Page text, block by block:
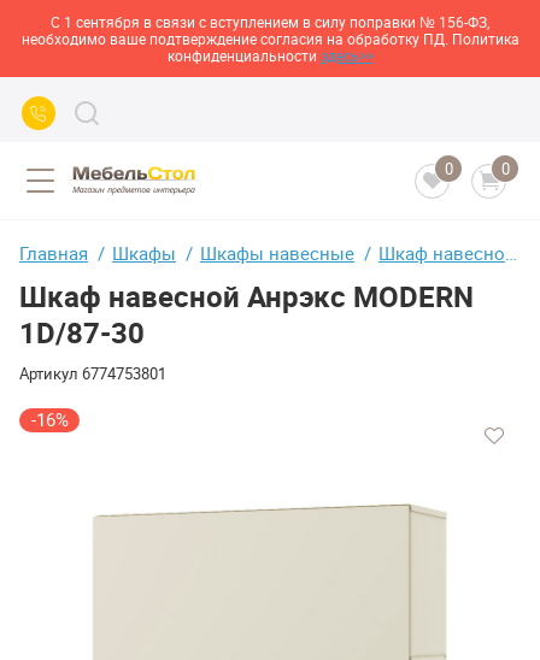
С 1 сентября в связи с вступлением в силу поправки № 156-ФЗ,
необходимо ваше подтверждение согласия на обработку ПД. Политика
конфиденциальности здесь>>
0 0
Главная Шкафы Шкафы навесные Шкаф навесной Анрэкс MODERN 1D/87-30
Шкаф навесной Анрэкс MODERN
1D/87-30
Артикул 6774753801
-16%